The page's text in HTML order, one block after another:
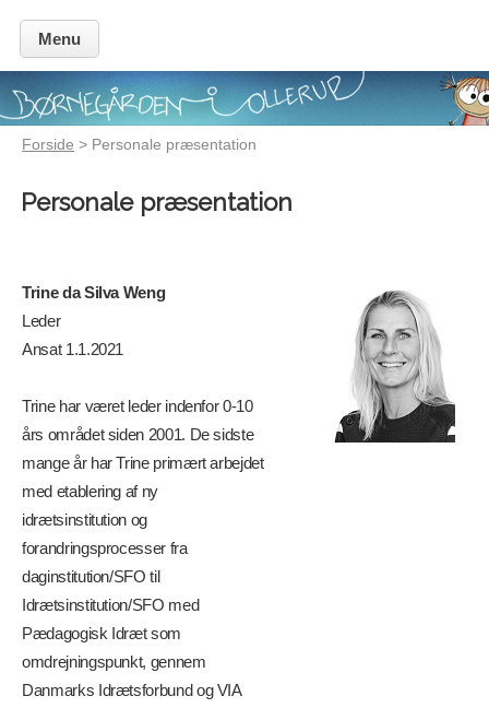
Menu
Forside > Personale præsentation
Personale præsentation
Trine da Silva Weng
Leder
Ansat 1.1.2021
Trine har været leder indenfor 0-10
års området siden 2001. De sidste
mange år har Trine primært arbejdet
med etablering af ny
idrætsinstitution og
forandringsprocesser fra
daginstitution/SFO til
Idrætsinstitution/SFO med
Pædagogisk Idræt som
omdrejningspunkt, gennem
Danmarks Idrætsforbund og VIA